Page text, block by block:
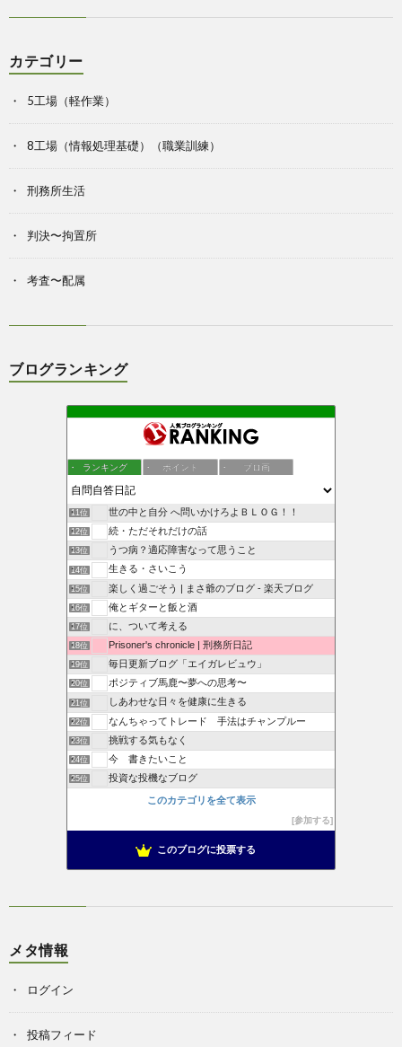
カテゴリー
5工場（軽作業）
8工場（情報処理基礎）（職業訓練）
刑務所生活
判決〜拘置所
考査〜配属
ブログランキング
ランキング ポイント ブロ画
11位 世の中と自分 へ問いかけろよＢＬＯＧ！！
12位 続・ただそれだけの話
13位 うつ病？適応障害なって思うこと
14位 生きる・さいこう
15位 楽しく過ごそう | まさ爺のブログ - 楽天ブログ
16位 俺とギターと飯と酒
17位 に、ついて考える
18位 Prisoner's chronicle | 刑務所日記
19位 毎日更新ブログ「エイガレビュウ」
20位 ポジティブ馬鹿〜夢への思考〜
21位 しあわせな日々を健康に生きる
22位 なんちゃってトレード 手法はチャンプルー
23位 挑戦する気もなく
24位 今 書きたいこと
25位 投資な投機なブログ
このカテゴリを全て表示
参加する
このブログに投票する
メタ情報
ログイン
投稿フィード